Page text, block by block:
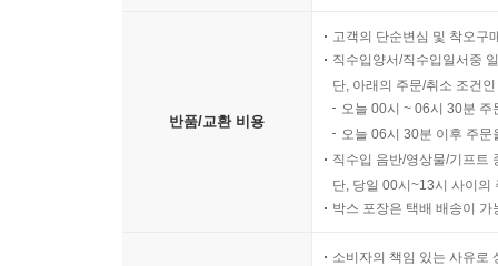
반품/교환 비용
고객의 단순변심 및 착오구
직수입양서/직수입일서중
단, 아래의 주문/취소 조건
오늘 00시 ~ 06시 30분
오늘 06시 30분 이후 주
직수입 음반/영상물/기프트
단, 당일 00시~13시 사이의
박스 포장은 택배 배송이
소비자의 책임 있는 사유로